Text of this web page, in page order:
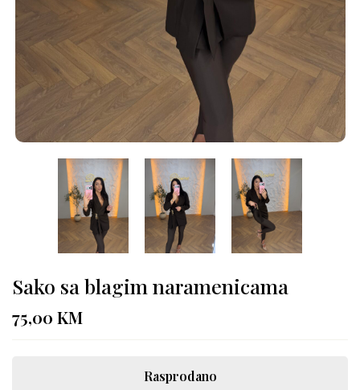
Sako sa blagim naramenicama
75,00 KM
Rasprodano